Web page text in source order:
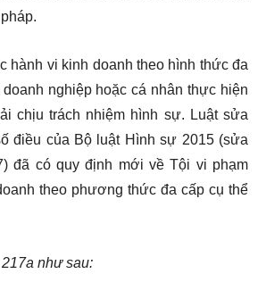
hành vi kinh doanh theo hình thức đa
nghiệp hoặc cá nhân thực hiện
chịu trách nhiệm hình sự. Luật sửa
điều của Bộ luật Hình sự 2015 (sửa
đã có quy định mới về Tội vi phạm
theo phương thức đa cấp cụ thể
như sau: